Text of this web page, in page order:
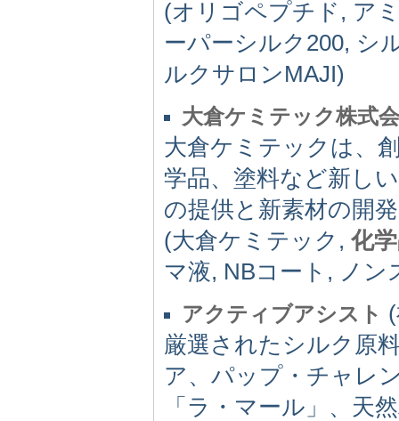
(オリゴペプチド, ア
ーパーシルク200, シ
ルクサロンMAJI)
大倉ケミテック株式
大倉ケミテックは、
学品、塗料など新し
の提供と新素材の開
(大倉ケミテック, 化
マ液, NBコート, ノ
アクティブアシスト
厳選されたシルク原
ア、パップ・チャレ
「ラ・マール」、天